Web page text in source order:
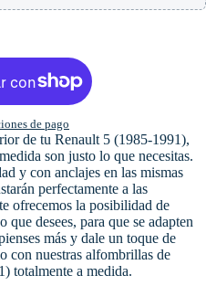
de pago
de tu Renault 5 (1985-1991),
son justo lo que necesitas.
y con anclajes en las mismas
perfectamente a las
ofrecemos la posibilidad de
desees, para que se adapten
más y dale un toque de
con nuestras alfombrillas de
totalmente a medida.